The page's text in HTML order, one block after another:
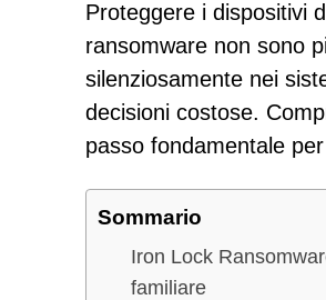
Proteggere i dispositivi
ransomware non sono
silenziosamente nei
decisioni costose.
passo fondamentale
Sommario
Iron Lock
familiare